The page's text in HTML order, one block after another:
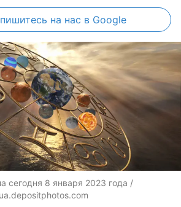
на нас в Google
сегодня 8 января 2023 года /
ua.depositphotos.com